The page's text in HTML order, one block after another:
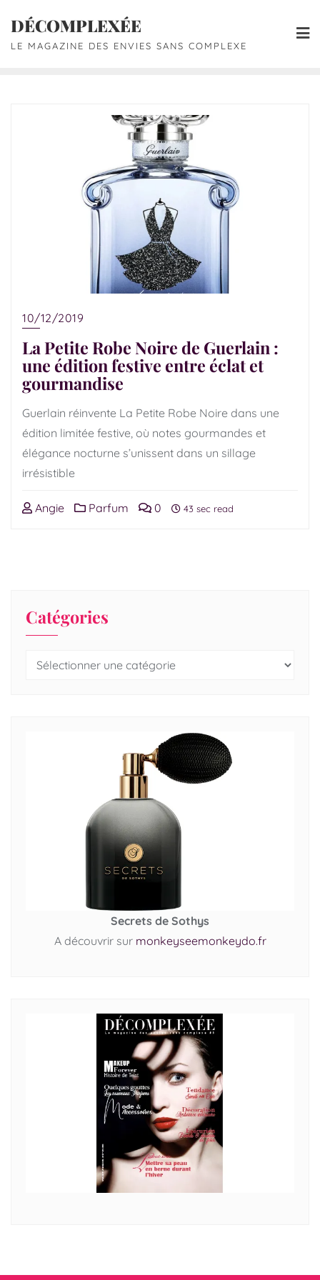
DÉCOMPLEXÉE
LE MAGAZINE DES ENVIES SANS COMPLEXE
10/12/2019
La Petite Robe Noire de Guerlain :
une édition festive entre éclat et
gourmandise
Guerlain réinvente La Petite Robe Noire dans une
édition limitée festive, où notes gourmandes et
élégance nocturne s’unissent dans un sillage
irrésistible
Angie Parfum 0 43 sec read
Catégories
Secrets de Sothys
A découvrir sur monkeyseemonkeydo.fr